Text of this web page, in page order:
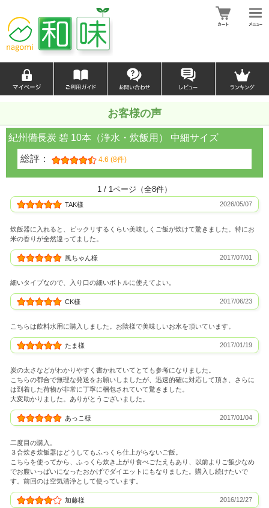
お客様の声
紀州備長炭 碧 10本（浄水・炊飯用） 中細サイズ
総評： 4.6 (8件)
1 / 1ページ（全8件）
TAK様 2026/05/07
炊飯器に入れると、ビックリするくらい美味しくご飯が炊けて驚きました。特にお
米の香りが全然違ってました。
風ちゃん様 2017/07/01
細いタイプなので、入り口の細いボトルに使えてよい。
CK様 2017/06/23
こちらは飲料水用に購入しました。お陰様で美味しいお水を頂いています。
たま様 2017/01/19
炭の太さなどがわかりやすく書かれていてとても参考になりました。
こちらの都合で無理な発送をお願いしましたが、迅速的確に対応して頂き、さらに
は到着した荷物が非常に丁寧に梱包されていて驚きました。
大変助かりました。ありがとうございました。
あっこ様 2017/01/04
二度目の購入。
３合炊き炊飯器はどうしてもふっくら仕上がらないご飯。
こちらを使ってから、ふっくら炊き上がり食べごたえもあり、以前よりご飯少なめ
でお腹いっぱいになったおかげでダイエットにもなりました。購入し続けたいで
す。前回のは空気清浄として使っています。
加藤様 2016/12/27